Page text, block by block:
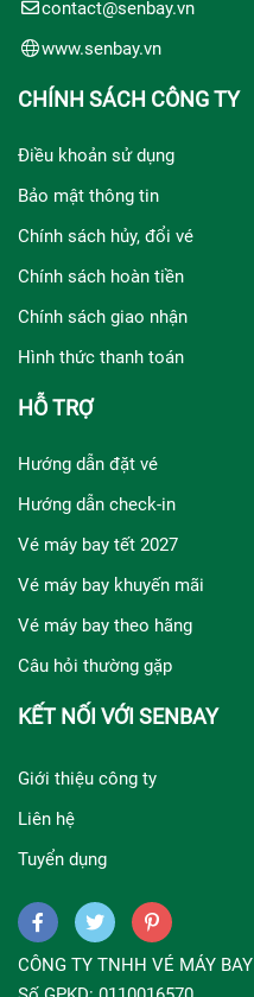
contact@senbay.vn
www.senbay.vn
CHÍNH SÁCH CÔNG TY
Điều khoản sử dụng
Bảo mật thông tin
Chính sách hủy, đổi vé
Chính sách hoàn tiền
Chính sách giao nhận
Hình thức thanh toán
HỖ TRỢ
Hướng dẫn đặt vé
Hướng dẫn check-in
Vé máy bay tết 2027
Vé máy bay khuyến mãi
Vé máy bay theo hãng
Câu hỏi thường gặp
KẾT NỐI VỚI SENBAY
Giới thiệu công ty
Liên hệ
Tuyển dụng
CÔNG TY TNHH VÉ MÁY BAY